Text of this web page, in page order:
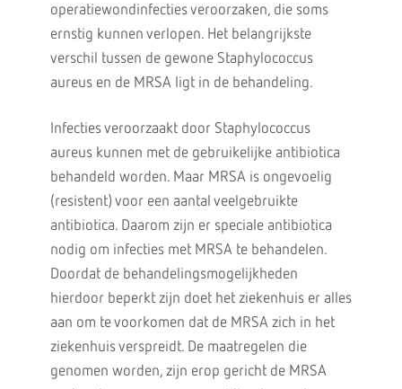
operatiewondinfecties veroorzaken, die soms
ernstig kunnen verlopen. Het belangrijkste
verschil tussen de gewone Staphylococcus
aureus en de MRSA ligt in de behandeling.
Infecties veroorzaakt door Staphylococcus
aureus kunnen met de gebruikelijke antibiotica
behandeld worden. Maar MRSA is ongevoelig
(resistent) voor een aantal veelgebruikte
antibiotica. Daarom zijn er speciale antibiotica
nodig om infecties met MRSA te behandelen.
Doordat de behandelingsmogelijkheden
hierdoor beperkt zijn doet het ziekenhuis er alles
aan om te voorkomen dat de MRSA zich in het
ziekenhuis verspreidt. De maatregelen die
genomen worden, zijn erop gericht de MRSA